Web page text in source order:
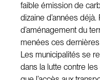
faible émission de
dizaine d’années
d’aménagement du
menées ces
Les municipalités se
dans la lutte contre